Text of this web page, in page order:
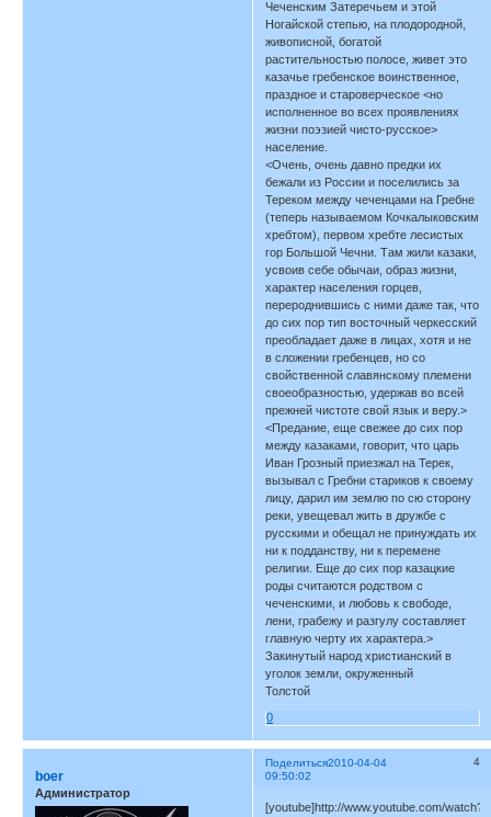
Чеченским Затеречьем и этой
Ногайской степью, на плодородной,
живописной, богатой
растительностью полосе, живет это
казачье гребенское воинственное,
праздное и староверческое <но
исполненное во всех проявлениях
жизни поэзией чисто-русское>
население.
<Очень, очень давно предки их
бежали из России и поселились за
Тереком между чеченцами на Гребне
(теперь называемом Кочкалыковским
хребтом), первом хребте лесистых
гор Большой Чечни. Там жили казаки,
усвоив себе обычаи, образ жизни,
характер населения горцев,
перероднившись с ними даже так, что
до сих пор тип восточный черкесский
преобладает даже в лицах, хотя и не
в сложении гребенцев, но со
свойственной славянскому племени
своеобразностью, удержав во всей
прежней чистоте свой язык и веру.>
<Предание, еще свежее до сих пор
между казаками, говорит, что царь
Иван Грозный приезжал на Терек,
вызывал с Гребни стариков к своему
лицу, дарил им землю по сю сторону
реки, увещевал жить в дружбе с
русскими и обещал не принуждать их
ни к подданству, ни к перемене
религии. Еще до сих пор казацкие
роды считаются родством с
чеченскими, и любовь к свободе,
лени, грабежу и разгулу составляет
главную черту их характера.>
Закинутый народ христианский в
уголок земли, окруженный
Толстой
0
Поделиться 4
2010-04-04
09:50:02
boer
Администратор
[youtube]http://www.youtube.com/watch?